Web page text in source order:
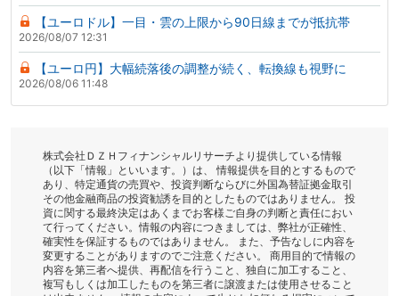
【ユーロドル】一目・雲の上限から90日線までが抵抗帯
2026/08/07 12:31
【ユーロ円】大幅続落後の調整が続く、転換線も視野に
2026/08/06 11:48
株式会社ＤＺＨフィナンシャルリサーチより提供している情報
（以下「情報」といいます。）は、 情報提供を目的とするもので
あり、特定通貨の売買や、投資判断ならびに外国為替証拠金取引
その他金融商品の投資勧誘を目的としたものではありません。 投
資に関する最終決定はあくまでお客様ご自身の判断と責任におい
て行ってください。情報の内容につきましては、弊社が正確性、
確実性を保証するものではありません。 また、予告なしに内容を
変更することがありますのでご注意ください。 商用目的で情報の
内容を第三者へ提供、再配信を行うこと、独自に加工すること、
複写もしくは加工したものを第三者に譲渡または使用させること